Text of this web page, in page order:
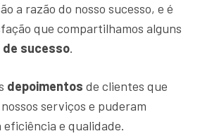
a razão do nosso sucesso, e é
que compartilhamos alguns
de sucesso.
depoimentos de clientes que
serviços e puderam
e qualidade.